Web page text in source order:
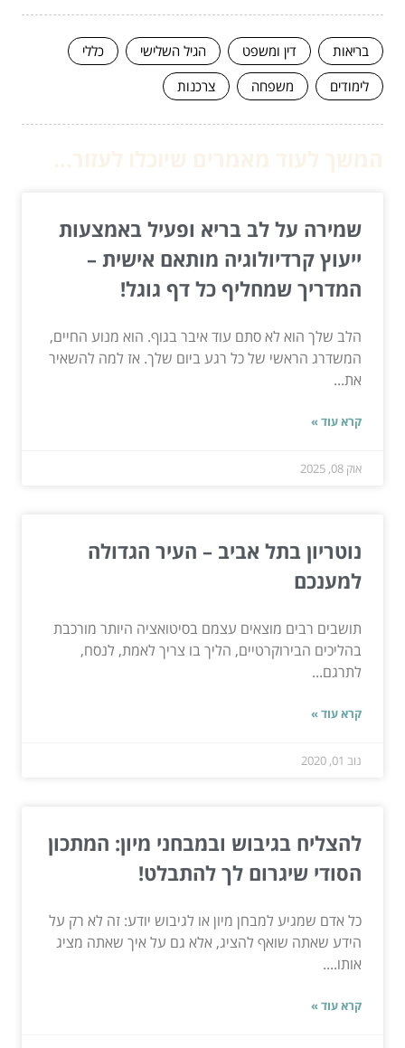
בריאות דין ומשפט הגיל השלישי
כללי
לימודים
משפחה צרכנות
שמירה על לב בריא ופעיל באמצעות
ייעוץ קרדיולוגיה מותאם אישית –
המדריך שמחליף כל דף גוגל!
הלב שלך הוא לא סתם עוד איבר בגוף. הוא מנוע החיים,
המשדרג הראשי של כל רגע ביום שלך. אז למה להשאיר
את...
קרא עוד »
אוק 08, 2025
נוטריון בתל אביב – העיר הגדולה
למענכם
תושבים רבים מוצאים עצמם בסיטואציה היותר מורכבת
בהליכים הבירוקרטיים, הליך בו צריך לאמת, לנסח,
לתרגם...
קרא עוד »
נוב 01, 2020
להצליח בגיבוש ובמבחני מיון: המתכון
הסודי שיגרום לך להתבלט!
כל אדם שמגיע למבחן מיון או לגיבוש יודע: זה לא רק על
הידע שאתה שואף להציג, אלא גם על איך שאתה מציג
אותו....
קרא עוד »